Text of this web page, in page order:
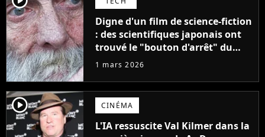
Digne d'un film de science-fiction
: des scientifiques japonais ont
trouvé le "bouton d'arrêt" du
vieillissement qui pourrait nous
supplémentaires
1 mars 2026
player2 CINÉMA
L'IA ressuscite Val Kilmer dans la